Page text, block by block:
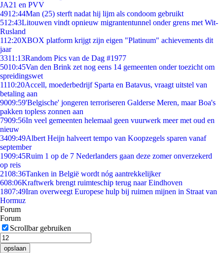
JA21 en PVV
4912:44Man (25) sterft nadat hij lijm als condoom gebruikt
512:43Litouwen vindt opnieuw migrantentunnel onder grens met Wit-
Rusland
112:20XBOX platform krijgt zijn eigen "Platinum" achievements dit
jaar
3311:13Random Pics van de Dag #1977
5010:45Van den Brink zet nog eens 14 gemeenten onder toezicht om
spreidingswet
1110:20Accell, moederbedrijf Sparta en Batavus, vraagt uitstel van
betaling aan
9009:59'Belgische' jongeren terroriseren Galderse Meren, maar Boa's
pakken topless zonnen aan
7909:56In veel gemeenten helemaal geen vuurwerk meer met oud en
nieuw
3409:49Albert Heijn halveert tempo van Koopzegels sparen vanaf
september
1909:45Ruim 1 op de 7 Nederlanders gaan deze zomer onverzekerd
op reis
2108:36Tanken in België wordt nóg aantrekkelijker
608:06Kraftwerk brengt ruimteschip terug naar Eindhoven
1807:49Iran overweegt Europese hulp bij ruimen mijnen in Straat van
Hormuz
Forum
Forum
Scrollbar gebruiken
opslaan